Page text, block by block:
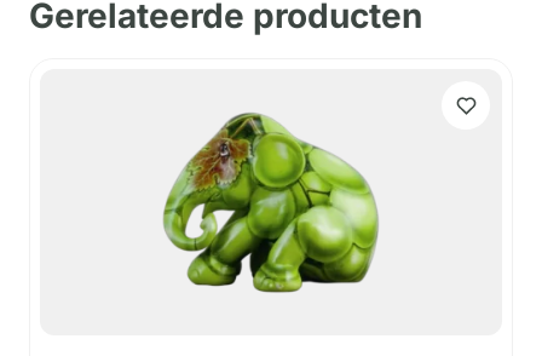
Gerelateerde producten